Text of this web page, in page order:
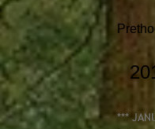
***